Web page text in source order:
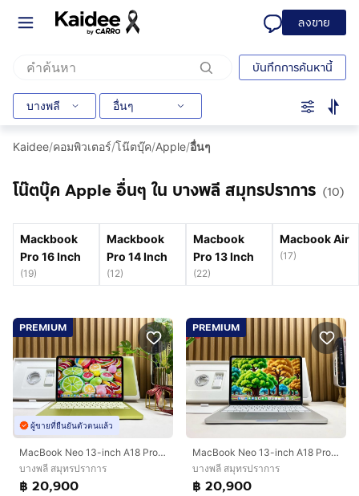
ลงขาย
บันทึกการค้นหานี้
บางพลี อื่นๆ
Kaidee/คอมพิวเตอร์/โน๊ตบุ๊ค/Apple/อื่นๆ
โน๊ตบุ๊ค Apple อื่นๆ ใน บางพลี สมุทรปราการ (10)
Mackbook
Pro 16 Inch
(19)
Mackbook
Pro 14 Inch
(12)
Macbook
Pro 13 Inch
(22)
Macbook Air
(17)
PREMIUM
ผู้ขายที่ยืนยันตัวตนแล้ว
MacBook Neo 13-inch A18 Pro Ram8GB SSD256GB Silver Apple Care 21march2027
บางพลี สมุทรปราการ
฿ 20,900
PREMIUM
MacBook Neo 13-inch A18 Pro Ram8GB SSD256GB Silver Apple Care 24 April 2027
บางพลี สมุทรปราการ
฿ 20,900